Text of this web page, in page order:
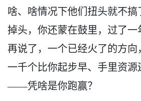
啥、啥情况下他们扭头就不
掉头，你还蒙在鼓里，过了一
再说了，一个已经火了的方
一千个比你起步早、手里资
——凭啥是你跑赢？